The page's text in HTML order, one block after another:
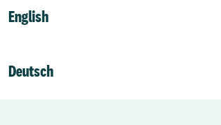
English
Deutsch